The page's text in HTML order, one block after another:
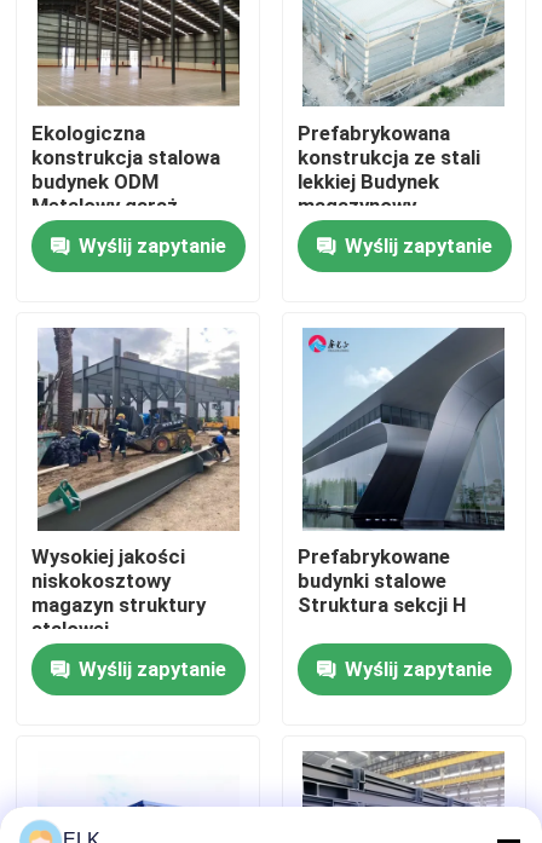
Do domu
Produkty
Wycieczka po fabryce
Kontrola jakości
Skontaktuj się z nami
Nowości
Sprawy
Magazyn Konstrukcji Stalowych
Ekologiczna
konstrukcja stalowa
budynek ODM
Metalowy garaż
budynek ocynkowany
Wyślij zapytanie
Prefabrykowana
konstrukcja ze stali
lekkiej Budynek
magazynowy
Odłączalny
wodoodporny
Wyślij zapytanie
Wysokiej jakości
niskokosztowy
magazyn struktury
stalowej
Wyślij zapytanie
Prefabrykowane
budynki stalowe
Struktura sekcji H
Wyślij zapytanie